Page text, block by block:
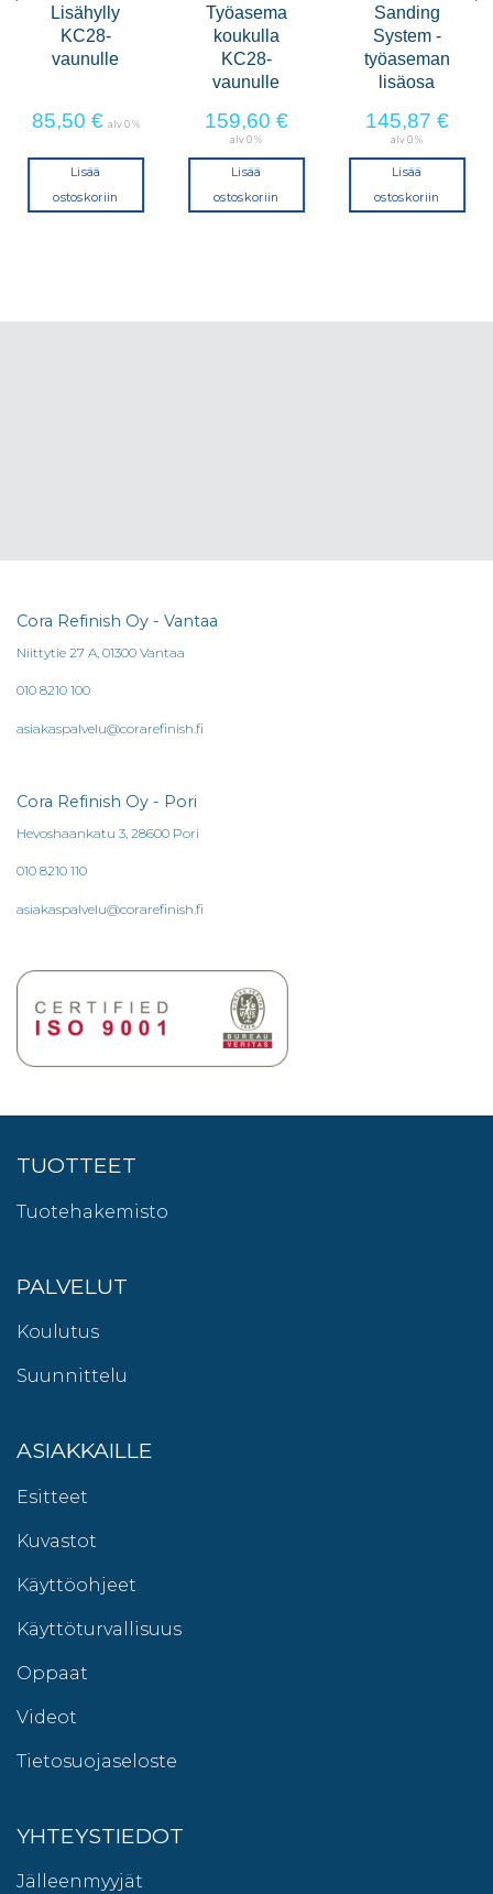
Lisähylly
KC28-
vaunulle
85,50 € alv 0 %
Lisää
ostoskoriin
Työasema
koukulla
KC28-
vaunulle
159,60 €
alv 0 %
Lisää
ostoskoriin
Sanding
System -
työaseman
lisäosa
145,87 €
alv 0 %
Lisää
ostoskoriin
Cora Refinish Oy - Vantaa
Niittytie 27 A, 01300 Vantaa
010 8210 100
asiakaspalvelu@corarefinish.fi
Cora Refinish Oy - Pori
Hevoshaankatu 3, 28600 Pori
010 8210 110
asiakaspalvelu@corarefinish.fi
TUOTTEET
Tuotehakemisto
PALVELUT
Koulutus
Suunnittelu
ASIAKKAILLE
Esitteet
Kuvastot
Käyttöohjeet
Käyttöturvallisuus
Oppaat
Videot
Tietosuojaseloste
YHTEYSTIEDOT
Jälleenmyyjät